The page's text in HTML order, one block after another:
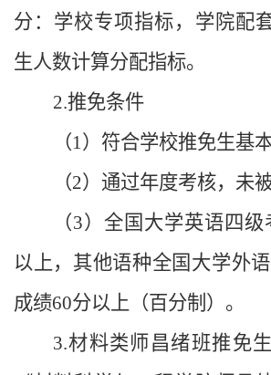
分：学校专项指标，学院配
生人数计算分配指标。
2.推免条件
（1）符合学校推免生基
（2）通过年度考核，未
（3）全国大学英语四
以上，其他语种全国大学外
成绩60分以上（百分制）。
3.材料类师昌绪班推免